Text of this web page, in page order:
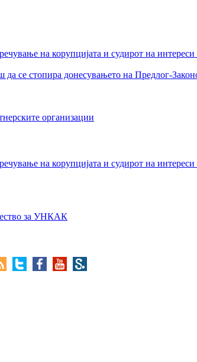
на корупцијата и судирот на
се стопира донесувањето на Предлог-
организации
на корупцијата и судирот на
за УНКАК